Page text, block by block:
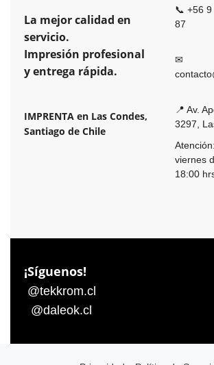
La mejor calidad en
servicio.
Impresión profesional
y entrega rápida.
IMPRENTA en Las Condes,
Santiago de Chile
📞 +56
87
✉
📍 Av.
3297,
viernes
18:00
¡Síguenos!
@tekkrom.cl
@daleok.cl